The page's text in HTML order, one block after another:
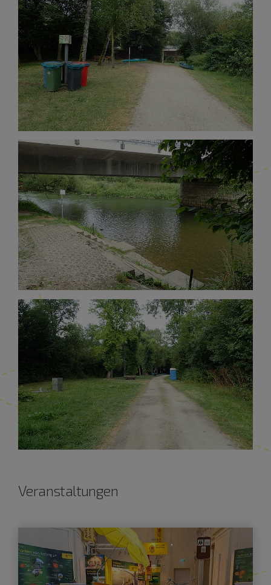
Veranstaltungen